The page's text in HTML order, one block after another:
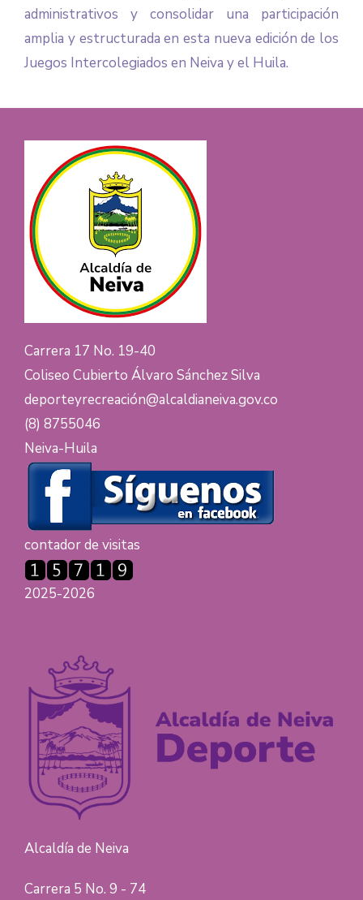
administrativos y consolidar una participación
amplia y estructurada en esta nueva edición de los
Juegos Intercolegiados en Neiva y el Huila.
Carrera 17 No. 19-40
Coliseo Cubierto Álvaro Sánchez Silva
deporteyrecreación@alcaldianeiva.gov.co
(8) 8755046
Neiva-Huila
contador de visitas
2025-2026
Alcaldía de Neiva
Carrera 5 No. 9 - 74